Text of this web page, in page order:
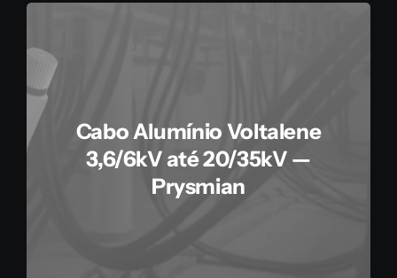
Contato
Cabo Alumínio Voltalene
3,6/6kV até 20/35kV —
Prysmian